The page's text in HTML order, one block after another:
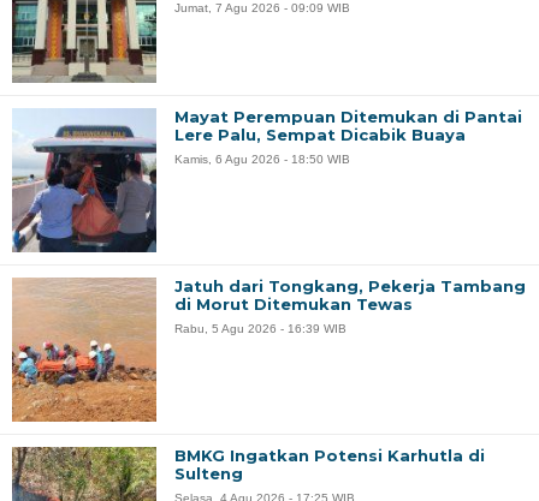
Jumat, 7 Agu 2026 - 09:09 WIB
Mayat Perempuan Ditemukan di Pantai
Lere Palu, Sempat Dicabik Buaya
Kamis, 6 Agu 2026 - 18:50 WIB
Jatuh dari Tongkang, Pekerja Tambang
di Morut Ditemukan Tewas
Rabu, 5 Agu 2026 - 16:39 WIB
BMKG Ingatkan Potensi Karhutla di
Sulteng
Selasa, 4 Agu 2026 - 17:25 WIB